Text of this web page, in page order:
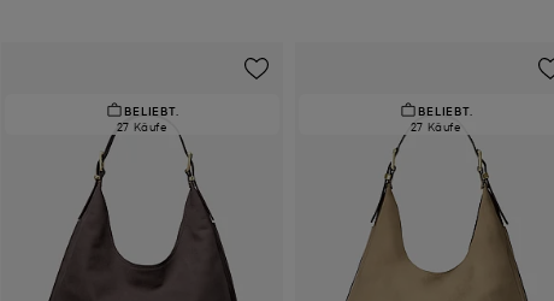
BELIEBT.
27 Käufe
BELIEBT.
27 Käufe